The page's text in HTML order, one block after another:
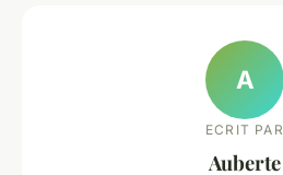
A
ECRIT PAR
Auberte